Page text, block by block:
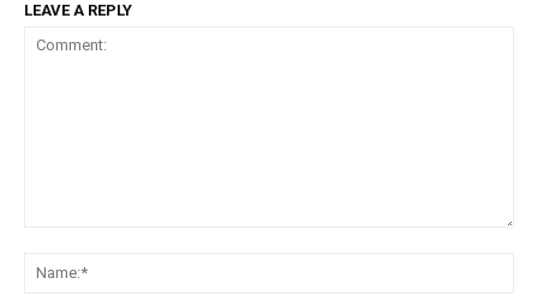
LEAVE A REPLY